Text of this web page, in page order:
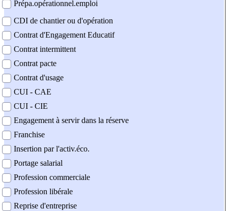
Prépa.opérationnel.emploi
CDI de chantier ou d'opération
Contrat d'Engagement Educatif
Contrat intermittent
Contrat pacte
Contrat d'usage
CUI - CAE
CUI - CIE
Engagement à servir dans la réserve
Franchise
Insertion par l'activ.éco.
Portage salarial
Profession commerciale
Profession libérale
Reprise d'entreprise